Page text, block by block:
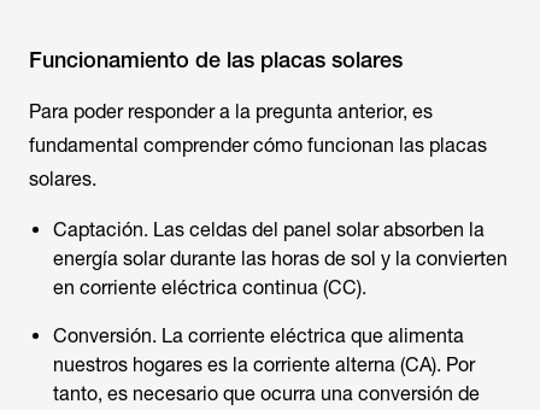
Funcionamiento de las placas solares
Para poder responder a la pregunta anterior, es
fundamental comprender cómo funcionan las placas
solares.
Captación. Las celdas del panel solar absorben la
energía solar durante las horas de sol y la convierten
en corriente eléctrica continua (CC).
Conversión. La corriente eléctrica que alimenta
nuestros hogares es la corriente alterna (CA). Por
tanto, es necesario que ocurra una conversión de